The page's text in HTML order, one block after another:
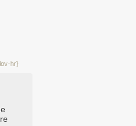
hr}
prodaja}